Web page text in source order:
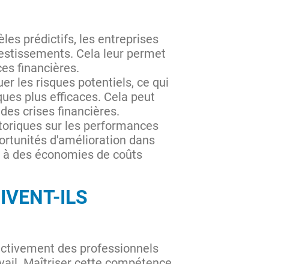
prédictifs, les entreprises
Cela leur permet
financières.
les risques potentiels, ce qui
plus efficaces. Cela peut
crises financières.
sur les performances
d'amélioration dans
des économies de coûts
ILS
des professionnels